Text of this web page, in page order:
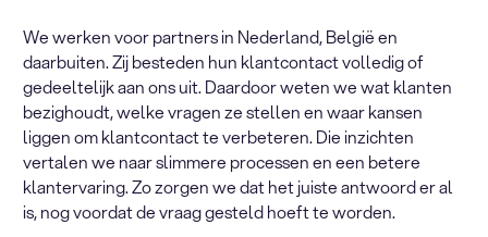
We werken voor partners in Nederland, België en
daarbuiten. Zij besteden hun klantcontact volledig of
gedeeltelijk aan ons uit. Daardoor weten we wat klanten
bezighoudt, welke vragen ze stellen en waar kansen
liggen om klantcontact te verbeteren. Die inzichten
vertalen we naar slimmere processen en een betere
klantervaring. Zo zorgen we dat het juiste antwoord er al
is, nog voordat de vraag gesteld hoeft te worden.